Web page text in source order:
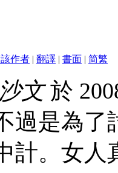
作者 | 翻譯 | 書面 | 简繁
沙文於
過是為了
計。女人